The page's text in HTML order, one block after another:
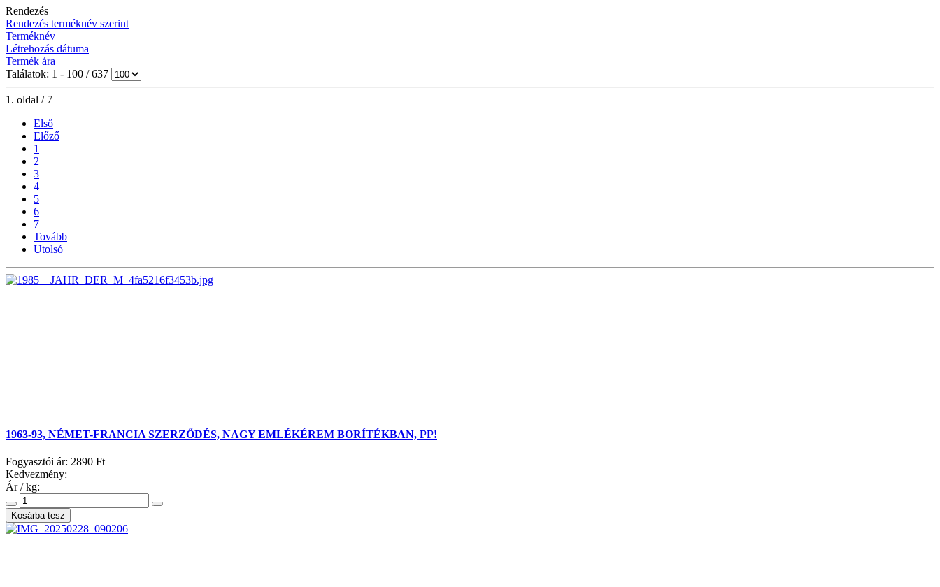
Rendezés
Rendezés terméknév szerint
Terméknév
Létrehozás dátuma
Termék ára
Találatok: 1 - 100 / 637
1. oldal / 7
Első
Előző
1
2
3
4
5
6
7
Tovább
Utolsó
1963-93, NÉMET-FRANCIA SZERZŐDÉS, NAGY EMLÉKÉREM BORÍTÉKBAN, PP!
Fogyasztói ár: 2890 Ft
Kedvezmény:
Ár / kg: